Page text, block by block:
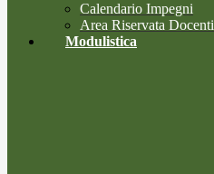
Calendario Impegni
Area Riservata Docenti
Modulistica